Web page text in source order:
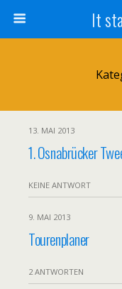
It
13. MAI 2013
1. Osnabrücker
KEINE ANTWORT
9. MAI 2013
Tourenplaner
2 ANTWORTEN